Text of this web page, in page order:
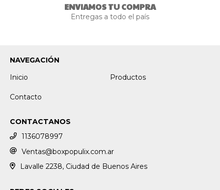
ENVIAMOS TU COMPRA
Entregas a todo el país
NAVEGACIÓN
Inicio
Productos
Contacto
CONTACTANOS
1136078997
Ventas@boxpopulix.com.ar
Lavalle 2238, Ciudad de Buenos Aires